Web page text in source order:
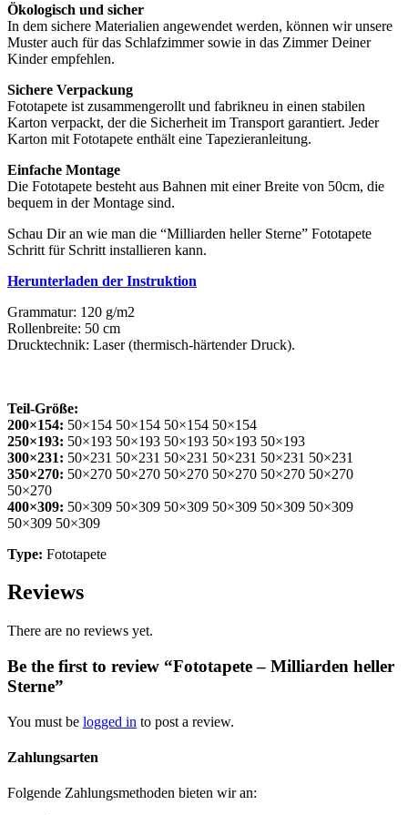
Ökologisch und sicher
In dem sichere Materialien angewendet werden, können wir unsere
Muster auch für das Schlafzimmer sowie in das Zimmer Deiner
Kinder empfehlen.
Sichere Verpackung
Fototapete ist zusammengerollt und fabrikneu in einen stabilen
Karton verpackt, der die Sicherheit im Transport garantiert. Jeder
Karton mit Fototapete enthält eine Tapezieranleitung.
Einfache Montage
Die Fototapete besteht aus Bahnen mit einer Breite von 50cm, die
bequem in der Montage sind.
Schau Dir an wie man die “Milliarden heller Sterne” Fototapete
Schritt für Schritt installieren kann.
Herunterladen der Instruktion
Grammatur: 120 g/m2
Rollenbreite: 50 cm
Drucktechnik: Laser (thermisch-härtender Druck).
Teil-Größe:
200×154: 50×154 50×154 50×154 50×154
250×193: 50×193 50×193 50×193 50×193 50×193
300×231: 50×231 50×231 50×231 50×231 50×231 50×231
350×270: 50×270 50×270 50×270 50×270 50×270 50×270
50×270
400×309: 50×309 50×309 50×309 50×309 50×309 50×309
50×309 50×309
Type: Fototapete
Reviews
There are no reviews yet.
Be the first to review “Fototapete – Milliarden heller
Sterne”
You must be logged in to post a review.
Zahlungsarten
Folgende Zahlungsmethoden bieten wir an: